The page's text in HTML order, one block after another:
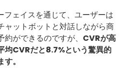
フェイスを通じて、ユーザーは
ャットボットと対話しながら商
ができるのですが、 CVRが高
均CVRだと8.7%という驚異的
。